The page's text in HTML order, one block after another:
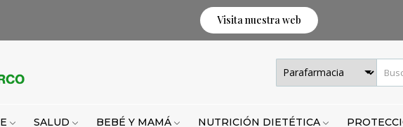
Visita nuestra web
SALUD BEBÉ Y MAMÁ NUTRICIÓN DIETÉTICA